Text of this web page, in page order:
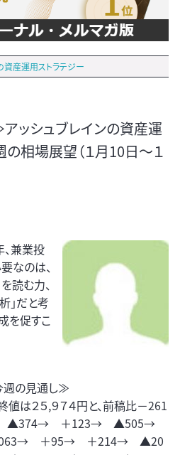
資産運用ストラテジー
ッシュブレインの資産運
相場展望（１月10日～１
兼業投
なのは、
を読む力、
」だと考
を促すこ
週の見通し≫
は２５,９７４円と、前稿比－261
▲374→ ＋123→ ▲505→
＋95→ ＋214→ ▲20